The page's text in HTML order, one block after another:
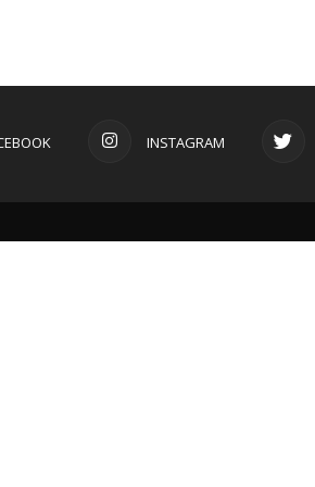
INSTAGRAM